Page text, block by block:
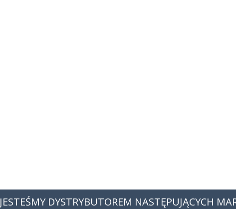
JESTEŚMY DYSTRYBUTOREM NASTĘPUJĄCYCH